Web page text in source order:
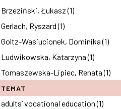
Brzeziński, Łukasz (1)
Gerlach, Ryszard (1)
Goltz-Wasiucionek, Dominika (1)
Ludwikowska, Katarzyna (1)
Tomaszewska-Lipiec, Renata (1)
TEMAT
adults’ vocational education (1)